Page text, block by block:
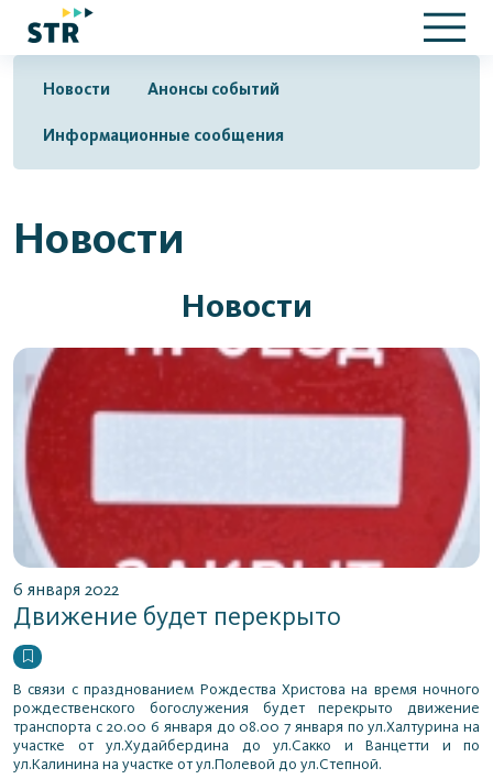
Новости Анонсы событий
Информационные сообщения
Новости
Новости
6 января 2022
Движение будет перекрыто
В связи с празднованием Рождества Христова на время ночного
рождественского богослужения будет перекрыто движение
транспорта с 20.00 6 января до 08.00 7 января по ул.Халтурина на
участке от ул.Худайбердина до ул.Сакко и Ванцетти и по
ул.Калинина на участке от ул.Полевой до ул.Степной.